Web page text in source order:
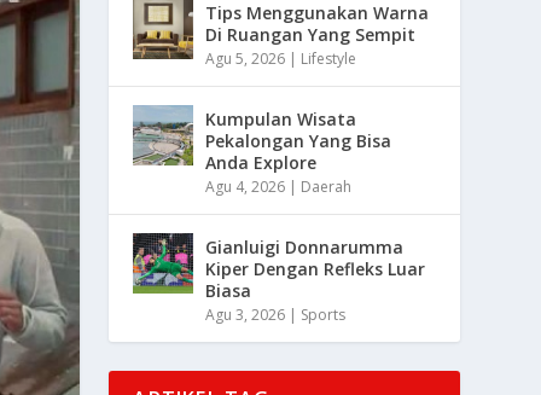
Tips Menggunakan Warna
Di Ruangan Yang Sempit
Agu 5, 2026 | Lifestyle
Kumpulan Wisata
Pekalongan Yang Bisa
Anda Explore
Agu 4, 2026 | Daerah
Gianluigi Donnarumma
Kiper Dengan Refleks Luar
Biasa
Agu 3, 2026 | Sports